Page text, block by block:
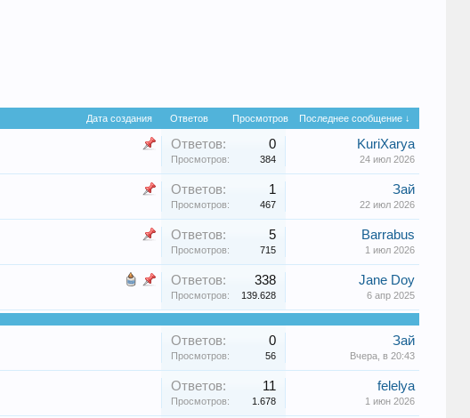
Дата создания Ответов Просмотров Последнее сообщение ↓
Ответов: 0
Просмотров: 384
KuriXarya
24 июл 2026
Ответов: 1
Просмотров: 467
Зай
22 июл 2026
Ответов: 5
Просмотров: 715
Barrabus
1 июл 2026
Ответов: 338
Просмотров: 139.628
Jane Doу
6 апр 2025
Ответов: 0
Просмотров: 56
Зай
Вчера, в 20:43
Ответов: 11
Просмотров: 1.678
felelya
1 июн 2026